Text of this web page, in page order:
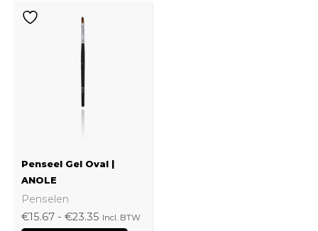
Penseel Gel Oval |
ANOLE
Penselen
€15.67 - €23.35 Incl. BTW
op